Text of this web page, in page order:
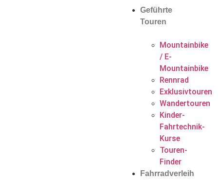
Geführte
Touren
Mountainbike
/ E-
Mountainbike
Rennrad
Exklusivtouren
Wandertouren
Kinder-
Fahrtechnik-
Kurse
Touren-
Finder
Fahrradverleih